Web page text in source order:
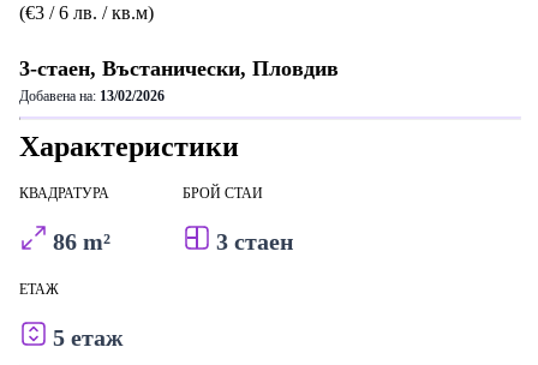
(€3 / 6 лв. / кв.м)
3-стаен, Въстанически, Пловдив
Добавена на: 13/02/2026
Характеристики
КВАДРАТУРА
86 m²
БРОЙ СТАИ
3 стаен
ЕТАЖ
5 етаж